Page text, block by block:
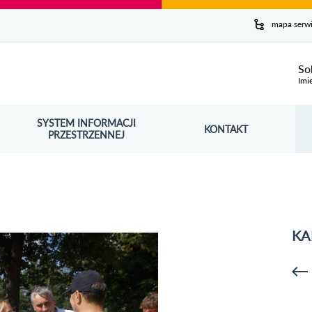
mapa
SYSTEM INFORMACJI
PRZESTRZENNEJ
OTWORZY SIĘ W NOWYM OKNIE KONTAKT